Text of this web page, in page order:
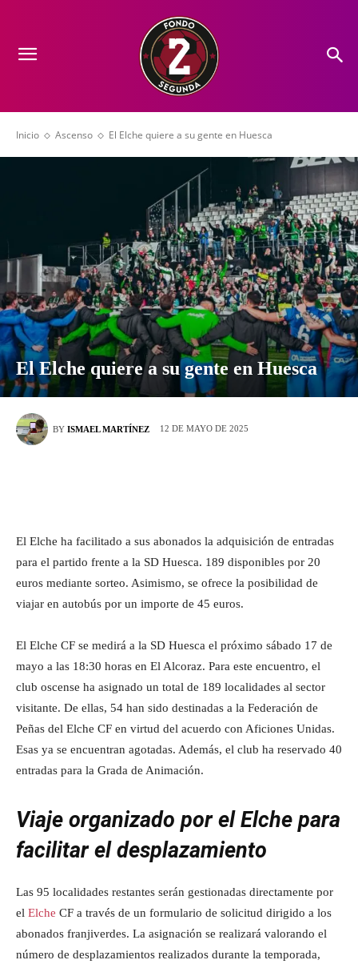
Inicio Ascenso El Elche quiere a su gente en Huesca
El Elche quiere a su gente en Huesca
BY ISMAEL MARTÍNEZ 12 DE MAYO DE 2025
El Elche ha facilitado a sus abonados la adquisición de entradas
para el partido frente a la SD Huesca. 189 disponibles por 20
euros mediante sorteo. Asimismo, se ofrece la posibilidad de
viajar en autobús por un importe de 45 euros.
El Elche CF se medirá a la SD Huesca el próximo sábado 17 de
mayo a las 18:30 horas en El Alcoraz. Para este encuentro, el
club oscense ha asignado un total de 189 localidades al sector
visitante. De ellas, 54 han sido destinadas a la Federación de
Peñas del Elche CF en virtud del acuerdo con Aficiones Unidas.
Esas ya se encuentran agotadas. Además, el club ha reservado 40
entradas para la Grada de Animación.
Viaje organizado por el Elche para
facilitar el desplazamiento
Las 95 localidades restantes serán gestionadas directamente por
el Elche CF a través de un formulario de solicitud dirigido a los
abonados franjiverdes. La asignación se realizará valorando el
número de desplazamientos realizados durante la temporada,